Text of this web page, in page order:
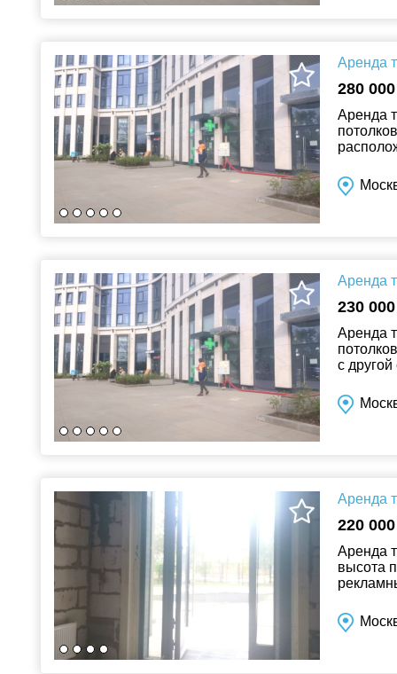
Аренда
280
Аренда
Аренда
230
Аренда
с
Аренда
220
Аренда
высота